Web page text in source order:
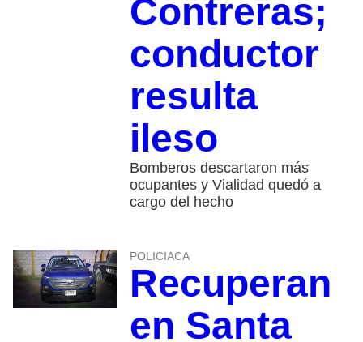
Contreras;
conductor
resulta
ileso
Bomberos descartaron más
ocupantes y Vialidad quedó a
cargo del hecho
POLICIACA
Recuperan
en Santa